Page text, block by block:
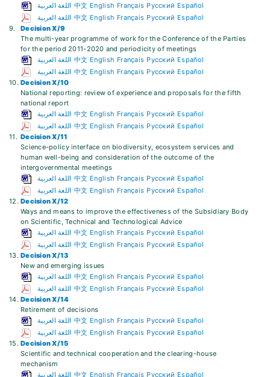
اللغة العربية 中文 English Français Русский Español
اللغة العربية 中文 English Français Русский Español
9.
Decision X/9
The multi-year programme of work for the Conference of the Parties
for the period 2011-2020 and periodicity of meetings
اللغة العربية 中文 English Français Русский Español
اللغة العربية 中文 English Français Русский Español
10. Decision X/10
National reporting: review of experience and proposals for the fifth
national report
اللغة العربية 中文 English Français Русский Español
اللغة العربية 中文 English Français Русский Español
11. Decision X/11
Science-policy interface on biodiversity, ecosystem services and
human well-being and consideration of the outcome of the
intergovernmental meetings
اللغة العربية 中文 English Français Русский Español
اللغة العربية 中文 English Français Русский Español
12. Decision X/12
Ways and means to improve the effectiveness of the Subsidiary Body
on Scientific, Technical and Technological Advice
اللغة العربية 中文 English Français Русский Español
اللغة العربية 中文 English Français Русский Español
13. Decision X/13
New and emerging issues
اللغة العربية 中文 English Français Русский Español
اللغة العربية 中文 English Français Русский Español
14. Decision X/14
Retirement of decisions
اللغة العربية 中文 English Français Русский Español
اللغة العربية 中文 English Français Русский Español
15. Decision X/15
Scientific and technical cooperation and the clearing-house
mechanism
اللغة العربية 中文 English Français Русский Español